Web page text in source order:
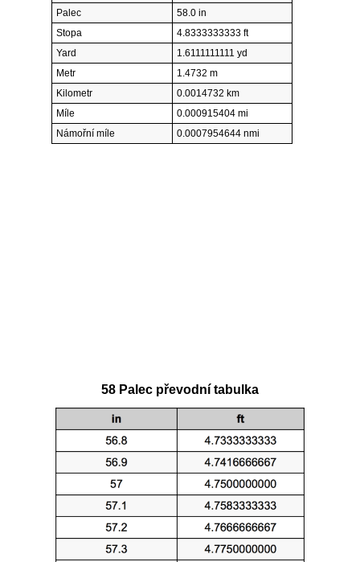
Palec
58.0 in
Stopa
4.8333333333 ft
Yard
1.6111111111 yd
Metr
1.4732 m
Kilometr
0.0014732 km
Míle
0.000915404 mi
Námořní míle
0.0007954644 nmi
58 Palec převodní tabulka